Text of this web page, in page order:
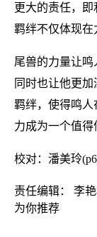
更大的责任，
羁绊不仅体现在
尾兽的力量让
同时也让他更
羁绊，使得鸣人
力成为一个值得
校对：潘美玲
责任编辑： 李
为你推荐